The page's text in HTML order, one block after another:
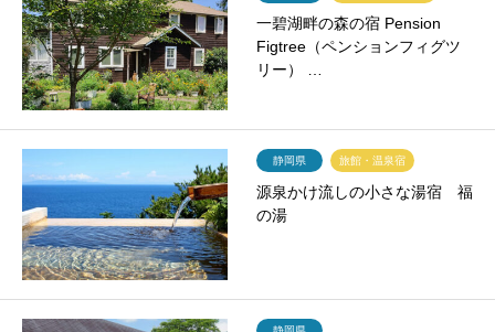
一碧湖畔の森の宿 Pension
Figtree（ペンションフィグツ
リー） …
静岡県 旅館・温泉宿
源泉かけ流しの小さな湯宿 福
の湯